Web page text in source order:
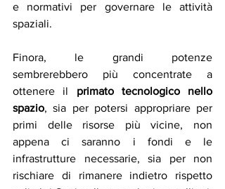
e normativi per governare le attività
spaziali.
Finora, le grandi potenze
sembrerebbero più concentrate a
ottenere il primato tecnologico nello
spazio, sia per potersi appropriare per
primi delle risorse più vicine, non
appena ci saranno i fondi e le
infrastrutture necessarie, sia per non
rischiare di rimanere indietro rispetto